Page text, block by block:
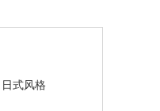
日式风格